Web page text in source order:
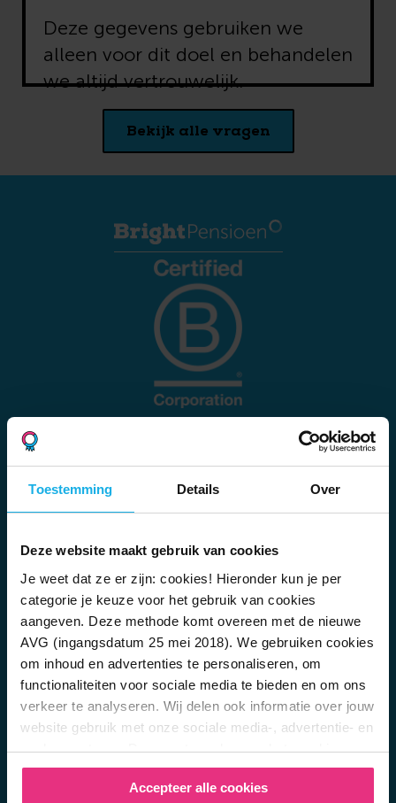
Toestemming Details Over
Deze website maakt gebruik van cookies
Je weet dat ze er zijn: cookies! Hieronder kun je per
categorie je keuze voor het gebruik van cookies
aangeven. Deze methode komt overeen met de nieuwe
AVG (ingangsdatum 25 mei 2018). We gebruiken cookies
om inhoud en advertenties te personaliseren, om
functionaliteiten voor sociale media te bieden en om ons
verkeer te analyseren. Wij delen ook informatie over jouw
website gebruik met onze sociale media-, advertentie- en
analysepartners. Deze partners kunnen het combineren
met andere informatie die je aan hen hebt verstrekt of die
zij hebben verzameld door gebruikt te maken van hun
Accepteer alle cookies
Deze gegevens gebruiken we
alleen voor dit doel en behandelen
we altijd vertrouwelijk.
Bekijk alle vragen
Samenstelling fonds
Bright Academy
Reviews
Belafspraak maken
Veelgestelde vragen
Vacatures
Zo werkt pensioen
Wat is lijfrente?
Lijfrente overhevelen
Hoe veilig is pensioen opbouwen?